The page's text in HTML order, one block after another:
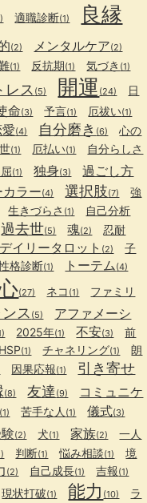
適職診断(1) 良縁
(2) メンタルケア(2)
(1) 反抗期(1) 気づき (1)
レス (5) 開運 (24)
日
命(3) 予言(1) 厄祓い(1)
(4) 自分磨き (6)
心の
(1) 厄払い(1) 自分らしさ
(1) 独身(3) 過ごし方
ラー(4) 選択肢(7)
強
生きづらさ (1) 自己分析
過去世(5) 魂(2) 忍耐
デイリータロット (2)
子
格診断(1) トーテム(4)
(27) ネコ (1)
ファミリ
ス (5)
アファメーシ
2025年(1) 不安(3)
前
HSP(1) チャネリング(1)
朗
因果応報(1) 引き寄せ
(8) 友達 (9)
コミュニケ
(1) 苦手な人 (1) 儀式(3)
(2) 犬(1) 家族(2)
一人
判断(1) 悩み相談(1)
境
(2) 自己成長(1) 吉報(1)
現状打破(1) 能力 (10)
ラ